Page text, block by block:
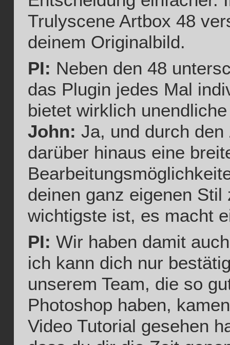
Trulyscene Artbox 48
deinem Originalbild.
PI: Neben den 48
das Plugin jedes Mal
bietet wirklich
John: Ja, und durch
darüber hinaus eine
deinen ganz eigenen
wichtigste ist, es macht
PI: Wir haben damit
ich kann dich nur
unserem Team, die so
Photoshop haben,
Video Tutorial gesehen